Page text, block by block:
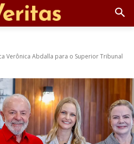
Verônica Abdalla para o Superior Tribunal